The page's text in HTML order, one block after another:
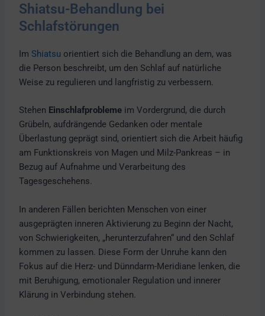
Shiatsu-Behandlung bei
Schlafstörungen
ImShiatsu orientiert sich die Behandlung an dem, was
die Person beschreibt, um den Schlaf auf natürliche
Weise zu regulieren und langfristig zu verbessern.
Stehen Einschlafprobleme im Vordergrund, die durch
Grübeln, aufdrängende Gedanken oder mentale
Überlastung geprägt sind, orientiert sich die Arbeit häufig
am Funktionskreis von Magen und Milz-Pankreas – in
Bezug auf Aufnahme und Verarbeitung des
Tagesgeschehens.
In anderen Fällen berichten Menschen von einer
ausgeprägten inneren Aktivierung zu Beginn der Nacht,
von Schwierigkeiten, „herunterzufahren“ und den Schlaf
kommen zu lassen. Diese Form der Unruhe kann den
Fokus auf die Herz- und Dünndarm-Meridiane lenken, die
mit Beruhigung, emotionaler Regulation und innerer
Klärung in Verbindung stehen.